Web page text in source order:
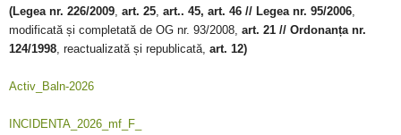
(Legea nr. 226/2009 art. 25 art.. 45, art. 46 // Legea nr. 95/2006
modificată și completată de OG nr. 93/2008, art. 21 // Ordonanța nr.
124/1998 , reactualizată și republicată, art. 12)
Activ_Baln-2026
INCIDENTA_2026_mf_F_